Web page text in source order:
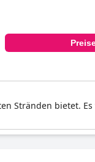
Stränden bietet.